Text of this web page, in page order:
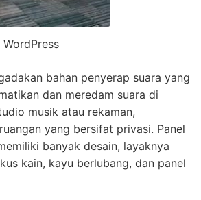
bahan penyerap suara yang
dan meredam suara di
musik atau rekaman,
yang bersifat privasi. Panel
banyak desain, layaknya
kain, kayu berlubang, dan panel